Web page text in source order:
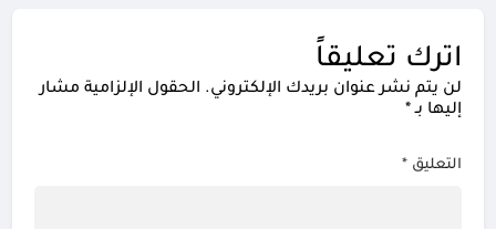
اترك تعليقاً
لن يتم نشر عنوان بريدك الإلكتروني. الحقول الإلزامية مشار
إليها بـ*
التعليق *